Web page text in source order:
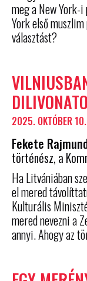
meg a New York-
York első
választást?
2025. OKTÓBER 10.
Fekete
történész, a
Ha Litvániában
el mered
Kulturális
mered nevezni a
annyi. Ahogy az